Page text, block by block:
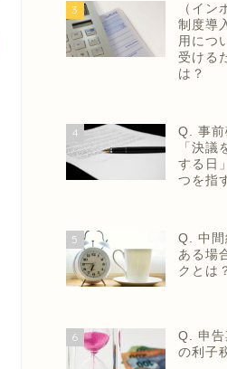
3
（イン
制度導
用につ
受ける
は？
4
Q. 事前
「決議
する日
つを指
5
Q. 中間
ある場
クとは
6
Q. 申告
の利子